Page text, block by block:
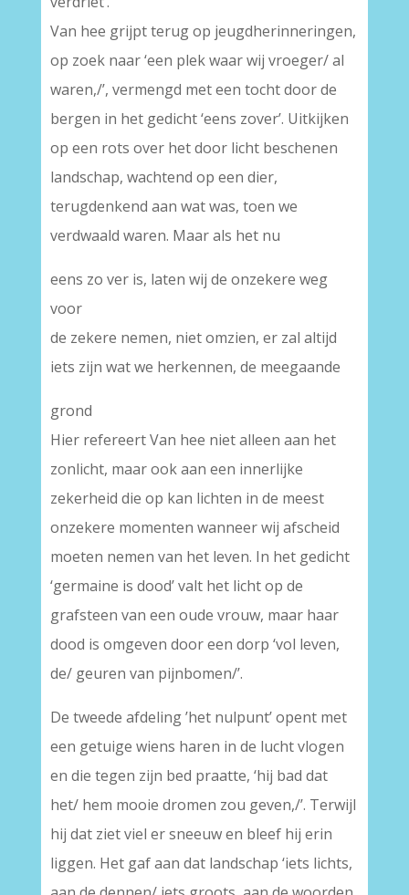
Van hee grijpt terug op jeugdherinneringen,
op zoek naar ‘een plek waar wij vroeger/ al
waren,/’, vermengd met een tocht door de
bergen in het gedicht ‘eens zover’. Uitkijken
op een rots over het door licht beschenen
landschap, wachtend op een dier,
terugdenkend aan wat was, toen we
verdwaald waren. Maar als het nu
eens zo ver is, laten wij de onzekere weg
voor
de zekere nemen, niet omzien, er zal altijd
iets zijn wat we herkennen, de meegaande
grond
Hier refereert Van hee niet alleen aan het
zonlicht, maar ook aan een innerlijke
zekerheid die op kan lichten in de meest
onzekere momenten wanneer wij afscheid
moeten nemen van het leven. In het gedicht
‘germaine is dood’ valt het licht op de
grafsteen van een oude vrouw, maar haar
dood is omgeven door een dorp ‘vol leven,
de/ geuren van pijnbomen/’.
De tweede afdeling ’het nulpunt’ opent met
een getuige wiens haren in de lucht vlogen
en die tegen zijn bed praatte, ‘hij bad dat
het/ hem mooie dromen zou geven,/’. Terwijl
hij dat ziet viel er sneeuw en bleef hij erin
liggen. Het gaf aan dat landschap ‘iets lichts,